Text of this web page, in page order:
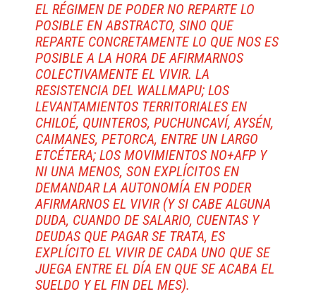
EL RÉGIMEN DE PODER NO REPARTE LO
POSIBLE EN ABSTRACTO, SINO QUE
REPARTE CONCRETAMENTE LO QUE NOS ES
POSIBLE A LA HORA DE AFIRMARNOS
COLECTIVAMENTE EL VIVIR. LA
RESISTENCIA DEL WALLMAPU; LOS
LEVANTAMIENTOS TERRITORIALES EN
CHILOÉ, QUINTEROS, PUCHUNCAVÍ, AYSÉN,
CAIMANES, PETORCA, ENTRE UN LARGO
ETCÉTERA; LOS MOVIMIENTOS NO+AFP Y
NI UNA MENOS, SON EXPLÍCITOS EN
DEMANDAR LA AUTONOMÍA EN PODER
AFIRMARNOS EL VIVIR (Y SI CABE ALGUNA
DUDA, CUANDO DE SALARIO, CUENTAS Y
DEUDAS QUE PAGAR SE TRATA, ES
EXPLÍCITO EL VIVIR DE CADA UNO QUE SE
JUEGA ENTRE EL DÍA EN QUE SE ACABA EL
SUELDO Y EL FIN DEL MES).